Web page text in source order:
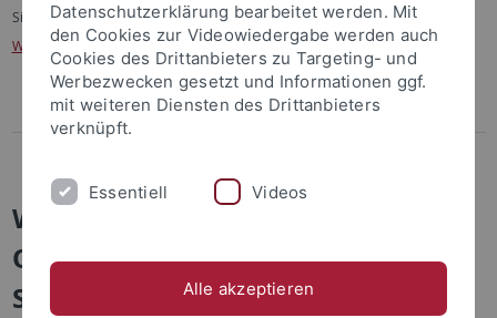
Sie sind hier: Startseite
...
Weiterbildung „Ethik in Organisationen: Bildung und Soziales“
Pressemitteilungen
Weiterbildung: „Ethik in
Organisationen: Bildung und
Soziales“
Datenschutzerklärung bearbeitet werden. Mit
den Cookies zur Videowiedergabe werden auch
Cookies des Drittanbieters zu Targeting- und
Werbezwecken gesetzt und Informationen ggf.
mit weiteren Diensten des Drittanbieters
verknüpft.
Essentiell Videos
Alle akzeptieren